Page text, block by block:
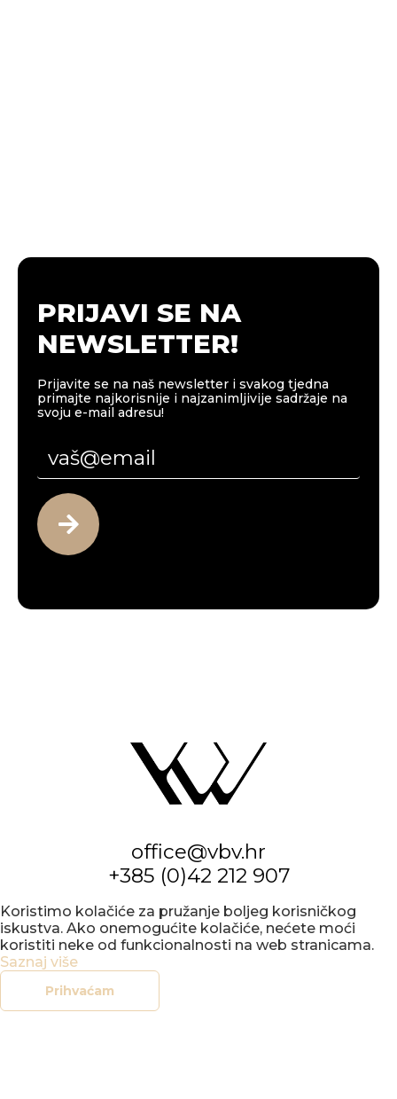
PRIJAVI SE NA
NEWSLETTER!
Prijavite se na naš newsletter i svakog tjedna
primajte najkorisnije i najzanimljivije sadržaje na
svoju e-mail adresu!
office@vbv.hr
+385 (0)42 212 907
KONCERTNI
Koristimo kolačiće za pružanje boljeg korisničkog
iskustva. Ako onemogućite kolačiće, nećete moći
koristiti neke od funkcionalnosti na web stranicama.
Saznaj više
Prihvaćam